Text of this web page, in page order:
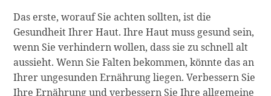
Das erste, worauf Sie achten sollten, ist die
Gesundheit Ihrer Haut. Ihre Haut muss gesund sein,
wenn Sie verhindern wollen, dass sie zu schnell alt
aussieht. Wenn Sie Falten bekommen, könnte das an
Ihrer ungesunden Ernährung liegen. Verbessern Sie
Ihre Ernährung und verbessern Sie Ihre allgemeine